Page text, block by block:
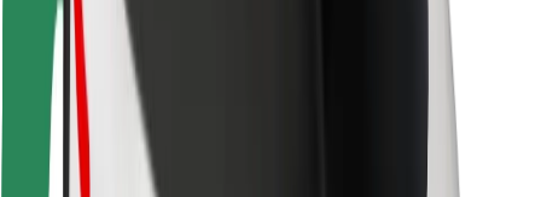
Aeropuertos
Estaciones de carga de Bolt
Soporte
Para usuarios